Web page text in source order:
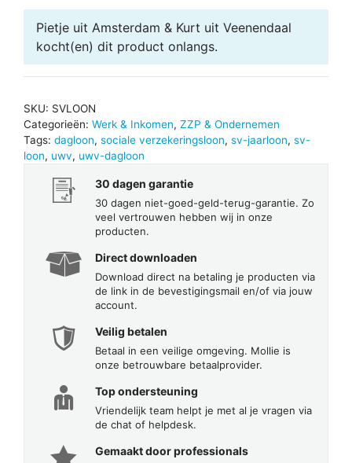
Pietje uit Amsterdam & Kurt uit Veenendaal
kocht(en) dit product onlangs.
SKU: SVLOON
Categorieën: Werk & Inkomen, ZZP & Ondernemen
Tags: dagloon, sociale verzekeringsloon, sv-jaarloon, sv-
loon, uwv, uwv-dagloon
30 dagen garantie
30 dagen niet-goed-geld-terug-garantie. Zo
veel vertrouwen hebben wij in onze
producten.
Direct downloaden
Download direct na betaling je producten via
de link in de bevestigingsmail en/of via jouw
account.
Veilig betalen
Betaal in een veilige omgeving. Mollie is
onze betrouwbare betaalprovider.
Top ondersteuning
Vriendelijk team helpt je met al je vragen via
de chat of helpdesk.
Gemaakt door professionals